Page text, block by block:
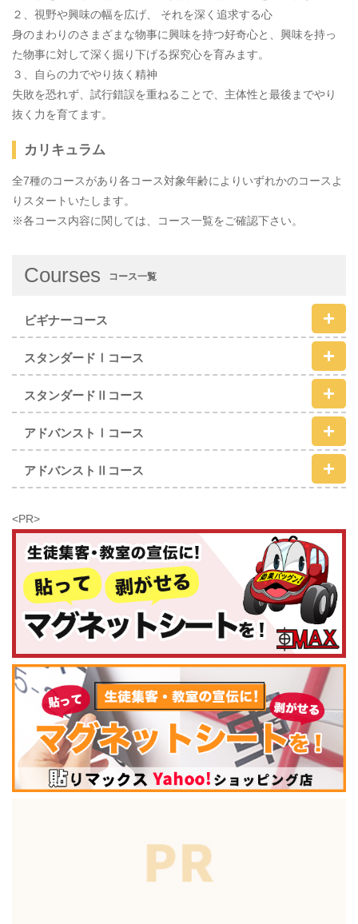
２、視野や興味の幅を広げ、 それを深く追求する心
身のまわりのさまざまな物事に興味を持つ好奇心と、興味を持っ
た物事に対して深く掘り下げる探究心を育みます。
３、自らの力でやり抜く精神
失敗を恐れず、試行錯誤を重ねることで、主体性と最後までやり
抜く力を育てます。
カリキュラム
全7種のコースがあり各コース対象年齢によりいずれかのコースよ
りスタートいたします。
※各コース内容に関しては、コース一覧をご確認下さい。
Courses コース一覧
ビギナーコース
スタンダードⅠコース
スタンダードⅡコース
アドバンストⅠコース
アドバンストⅡコース
<PR>